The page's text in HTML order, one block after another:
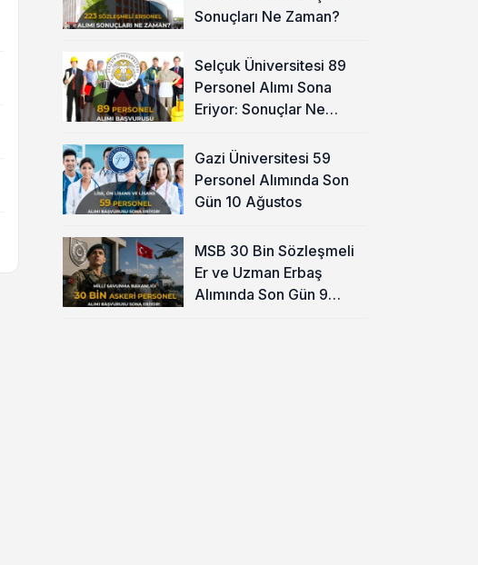
Sonuçları Ne Zaman?
Selçuk Üniversitesi 89
Personel Alımı Sona
Eriyor: Sonuçlar Ne
Gazi Üniversitesi 59
Personel Alımında Son
Gün 10 Ağustos
MSB 30 Bin Sözleşmeli
Er ve Uzman Erbaş
Alımında Son Gün 9